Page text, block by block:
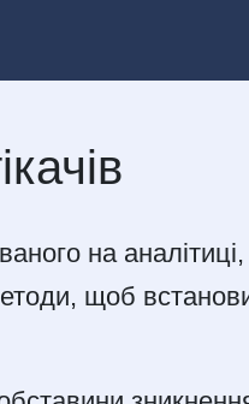
на
щоб